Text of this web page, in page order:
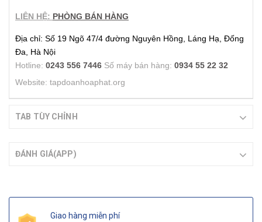
LIÊN HỆ: PHÒNG BÁN HÀNG
Địa chỉ: Số 19 Ngõ 47/4 đường Nguyên Hồng, Láng Hạ, Đống
Đa, Hà Nội
Hotline: 0243 556 7446 Số máy bán hàng: 0934 55 22 32
Website: tapdoanhoaphat.org
TAB TÙY CHỈNH
ĐÁNH GIÁ(APP)
Giao hàng miễn phí